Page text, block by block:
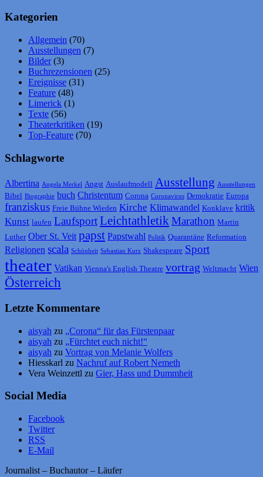
Kategorien
Allgemein (70)
Ausstellungen (7)
Bilder(3)
Buchrezensionen (25)
Ereignisse (31)
Feature (48)
Limerick (1)
Texte (56)
Theaterkritiken (19)
Top-Feature (70)
Schlagworte
Albertina Angela Merkel Angst Auslaufmodell Ausstellung Ausstellungen
Bibel Biographie buch Christentum Corona Coronavirus Demokratie Europa
franziskus Freie Bühne Wieden Kirche Klimawandel Konklave kritik
Kunst laufen LaufsportLeichtathletikMarathon Martin
Luther Ober St. Veit papst Papstwahl Politik Quarantäne Reformation
Religionen scala Schönheit Sebastian Kurz Shakespeare Sport
theater Vatikan Vienna's English Theatre vortrag Weltmacht Wien
Österreich
Letzte Kommentare
aisyah zu „Corona“ für das Fürstenpaar
aisyah zu „Fürchtet euch nicht!“
aisyah zu Vortrag von Melanie Wolfers
Hiesskarl zu Nachruf auf Robert Nemeth
Vera Weinzettl zu Gier, Hass und Dummheit
Social Media
Facebook
Twitter
RSS
E-Mail
Journalist – Buchautor – Läufer